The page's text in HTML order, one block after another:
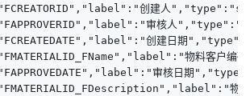
创建人
审核人
创建日期
物料客户
审核日期
物